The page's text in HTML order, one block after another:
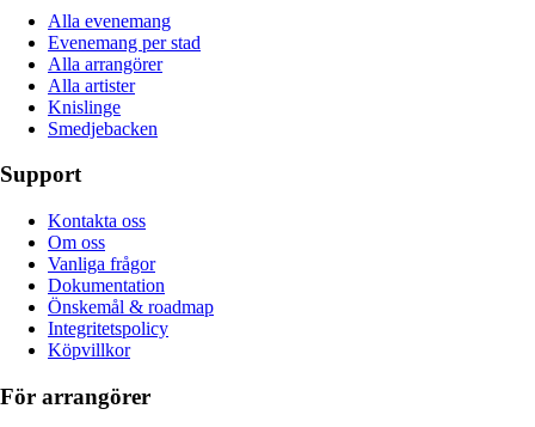
Alla evenemang
Evenemang per stad
Alla arrangörer
Alla artister
Knislinge
Smedjebacken
Support
Kontakta oss
Om oss
Vanliga frågor
Dokumentation
Önskemål & roadmap
Integritetspolicy
Köpvillkor
För arrangörer